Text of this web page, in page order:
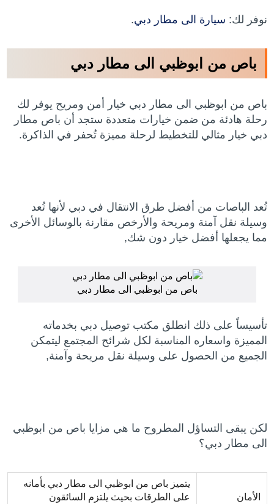
نوفر لك: سيارة الى مطار دبي.
باص من ابوظبي الى مطار دبي
باص من ابوظبي الى مطار دبي خيار أمن ومريح يوفر لك
رحلة هادئة من ضمن خيارات متعددة ستجد أن باص مطار
دبي خيار مثالي للتخطيط لرحلة مميزة تُحفر في الذاكرة.
تُعد الباصات من أفضل طرق الانتقال في دبي لأنها تُعد
وسيلة نقل آمنة ومريحة والأرخص مقارنة بالوسائل الأخرى
مما يجعلها أفضل خيار دون شك,
باص من ابوظبي الى مطار دبي
تأسيساً على ذلك انطلق مكتب توصيل دبي بخدماته
المميزة واسعاره المناسبة لكل شرائح المجتمع ليتمكن
الجميع من الحصول على وسيلة نقل مريحة وآمنة,
لكن يبقى التساؤل المطروح ما هي مزايا باص من ابوظبي
الى مطار دبي؟
الأمان
يتميز باص من ابوظبي الى مطار دبي بأمانه
على الطرقات بحيث يلتزم السائقون